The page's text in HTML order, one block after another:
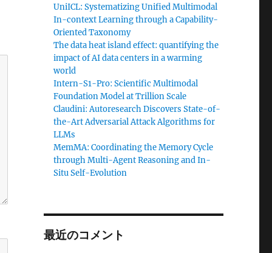
UniICL: Systematizing Unified Multimodal
In-context Learning through a Capability-
Oriented Taxonomy
The data heat island effect: quantifying the
impact of AI data centers in a warming
world
Intern-S1-Pro: Scientific Multimodal
Foundation Model at Trillion Scale
Claudini: Autoresearch Discovers State-of-
the-Art Adversarial Attack Algorithms for
LLMs
MemMA: Coordinating the Memory Cycle
through Multi-Agent Reasoning and In-
Situ Self-Evolution
最近のコメント